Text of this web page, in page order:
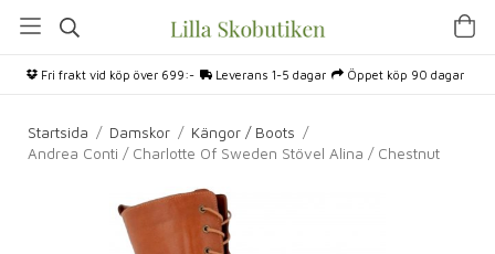
Fri frakt vid köp över 699:- Leverans 1-5 dagar Öppet köp 90 dagar
Startsida / Damskor / Kängor / Boots /
Andrea Conti / Charlotte Of Sweden Stövel Alina / Chestnut